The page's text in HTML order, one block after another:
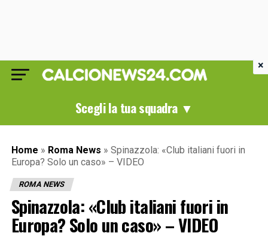
Scegli la tua squadra ▼
Home » Roma News » Spinazzola: «Club italiani fuori in
Europa? Solo un caso» – VIDEO
ROMA NEWS
Spinazzola: «Club italiani fuori in
Europa? Solo un caso» – VIDEO
×